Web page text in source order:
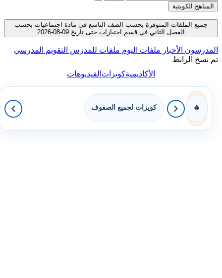
المناهج الكويتية
جميع الملفات المتوفرة بحسب الصف التاسع في مادة اجتماعيات بحسب
الفصل الثاني في قسم اختبارات حتى تاريخ 09-08-2026
المدرسون الأخبار ملفات اليوم ملفات للمدرس التقويم المدرسي
تم نسخ الرابط
الأكاديميةكويزاتالفيديوهات
🔥 كويزات لجميع الصفوف